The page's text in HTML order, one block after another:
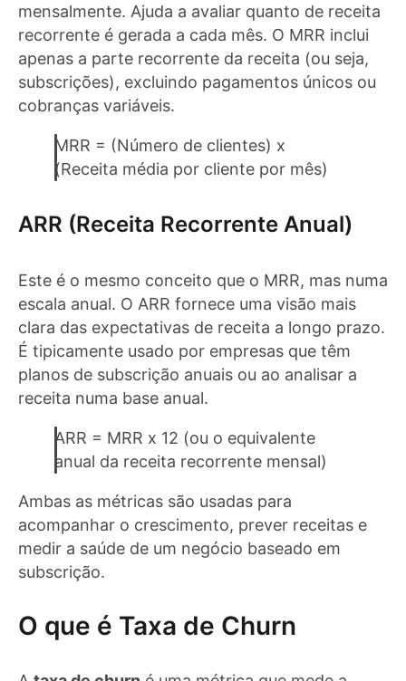
mensalmente. Ajuda a avaliar quanto de receita
recorrente é gerada a cada mês. O MRR inclui
apenas a parte recorrente da receita (ou seja,
subscrições), excluindo pagamentos únicos ou
cobranças variáveis.
MRR = (Número de clientes) x
(Receita média por cliente por mês)
ARR (Receita Recorrente Anual)
Este é o mesmo conceito que o MRR, mas numa
escala anual. O ARR fornece uma visão mais
clara das expectativas de receita a longo prazo.
É tipicamente usado por empresas que têm
planos de subscrição anuais ou ao analisar a
receita numa base anual.
ARR = MRR x 12 (ou o equivalente
anual da receita recorrente mensal)
Ambas as métricas são usadas para
acompanhar o crescimento, prever receitas e
medir a saúde de um negócio baseado em
subscrição.
O que é Taxa de Churn